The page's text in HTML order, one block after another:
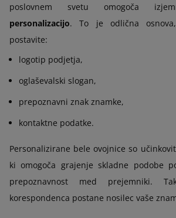
poslovnem svetu omogoča
personalizacijo. To je odlična
postavite:
logotip podjetja,
oglaševalski slogan,
prepoznavni znak znamke,
kontaktne podatke.
Personalizirane bele ovojnice so
ki omogoča grajenje skladne podobe
prepoznavnost med prejemniki.
korespondenca postane nosilec vaše